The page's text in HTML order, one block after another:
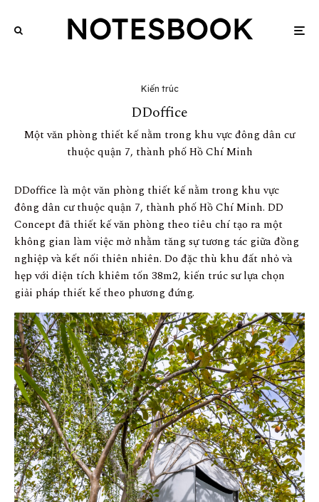
Kiến trúc
DDoffice
Một văn phòng thiết kế nằm trong khu vực đông dân cư
thuộc quận 7, thành phố Hồ Chí Minh
DDoffice là một văn phòng thiết kế nằm trong khu vực
đông dân cư thuộc quận 7, thành phố Hồ Chí Minh. DD
Concept đã thiết kế văn phòng theo tiêu chí tạo ra một
không gian làm việc mở nhằm tăng sự tương tác giữa đồng
nghiệp và kết nối thiên nhiên. Do đặc thù khu đất nhỏ và
hẹp với diện tích khiêm tốn 38m2, kiến trúc sư lựa chọn
giải pháp thiết kế theo phương đứng.